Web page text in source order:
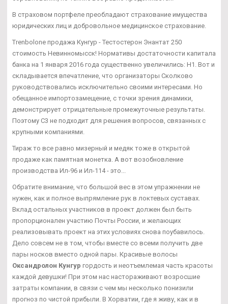
В страховом портфеле преобладают страхование имущества
юридических лиц и добровольное медицинское страхование.
Trenbolone продажа Кунгур - Тестостерон Энантат 250
стоимость Невинномысск! Нормативы достаточности капитала
банка на 1 января 2016 года существенно увеличились: Н1. Вот и
складывается впечатление, что организаторы Сколково
руководствовались исключительно своими интересами. Но
обещанное импортозамещение, с точки зрения динамики,
демонстрирует отрицательные промежуточные результаты.
Поэтому С3 не подходит для решения вопросов, связанных с
крупными компаниями.
Тираж то все равно мизерный и медяк тоже в открытой
продаже как памятная монетка. А вот возобновление
производства Ил-96 и Ил-114 - это...
Обратите внимание, что большой вес в этом упражнении не
нужен, как и полное выпрямление рук в локтевых суставах.
Вклад остальных участников в проект должен был быть
пропорционален участию Почты России, и желающих
реализовывать проект на этих условиях снова поубавилось.
Дело совсем не в том, чтобы вместе со всеми получить две
пары носков вместо одной пары. Красивые волосы
Оксандролон Кунгур гордость и неотъемлемая часть красоты
каждой девушки! При этом нас настораживают возросшие
затраты компании, в связи с чем мы несколько понизили
прогноз по чистой прибыли. В Хорватии, где я живу, как и в